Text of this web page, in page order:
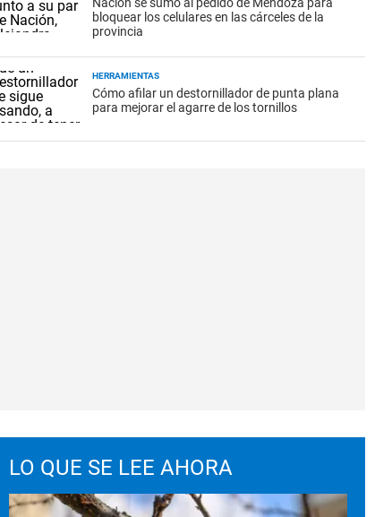
bloquear los celulares en las cárceles de la
provincia
HERRAMIENTAS
Cómo afilar un destornillador de punta plana
para mejorar el agarre de los tornillos
LO QUE SE LEE AHORA